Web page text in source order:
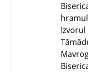
hramul
Izvorul